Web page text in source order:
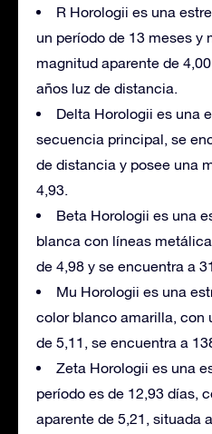
R Horologii es una
un período de 13 meses y
magnitud aparente de
años luz de distancia.
Delta Horologii es una
secuencia principal, se
de distancia y posee una
4,93.
Beta Horologii es una
blanca con líneas
de 4,98 y se encuentra a
Mu Horologii es una
color blanco amarilla, con
de 5,11, se encuentra a
Zeta Horologii es una
período es de 12,93 días,
aparente de 5,21, situada